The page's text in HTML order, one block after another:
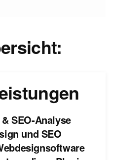
SEO-Analyse
und SEO